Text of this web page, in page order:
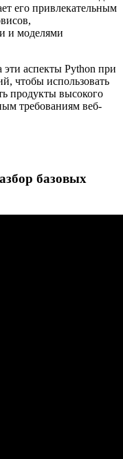
его привлекательным
и моделями
аспекты Python при
чтобы использовать
продукты высокого
требованиям веб-
базовых